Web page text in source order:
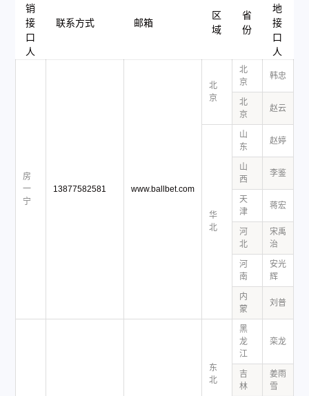
销
接
口
人
联系方式 邮箱
区
域
省
份
地
接
口
人
房
一
宁
13877582581 www.ballbet.com
北
京
北
京
韩忠
北
京
赵云
华
北
山
东
赵婷
山
西
李鉴
天
津
蒋宏
河
北
宋禹
治
河
南
安光
辉
内
蒙
刘普
东
北
黑
龙
江
栾龙
吉
林
姜雨
雪